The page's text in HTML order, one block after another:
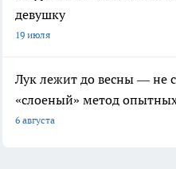
девушку
19 июля
Лук лежит до весны — не
«слоеный» метод
6 августа